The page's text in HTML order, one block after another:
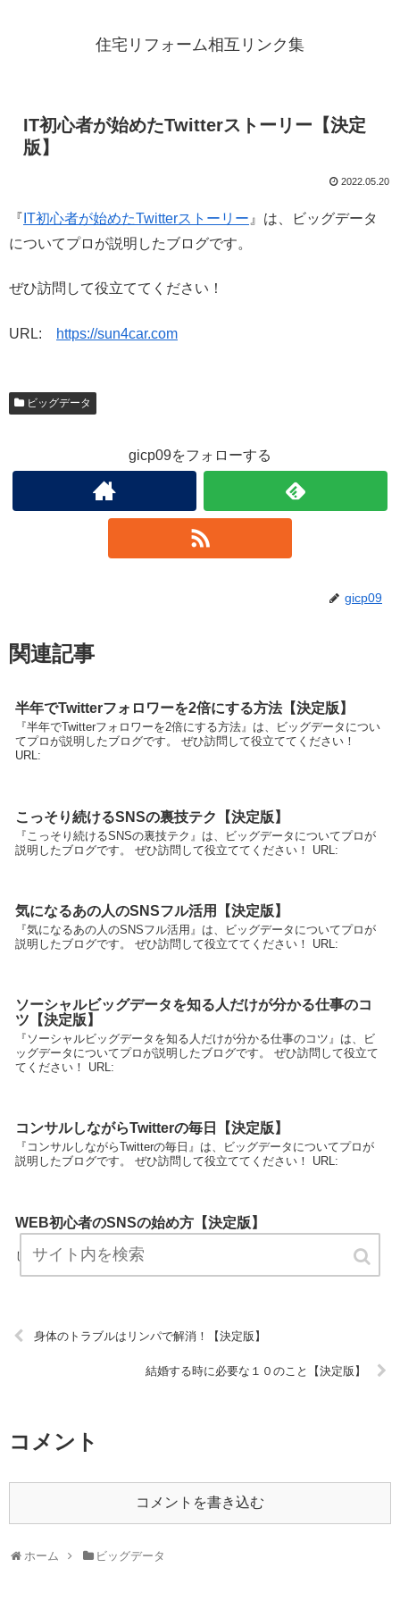
住宅リフォーム相互リンク集
IT初心者が始めたTwitterストーリー【決定
版】
2022.05.20
『 IT初心者が始めたTwitterストーリー 』は、ビッグデータ
についてプロが説明したブログです。
ぜひ訪問して役立ててください！
URL: https://sun4car.com
ビッグデータ
gicp09をフォローする
gicp09
関連記事
半年でTwitterフォロワーを2倍にする方法【決定版】
『半年でTwitterフォロワーを2倍にする方法』は、ビッグデータについ
てプロが説明したブログです。 ぜひ訪問して役立ててください！
URL:
こっそり続けるSNSの裏技テク【決定版】
『こっそり続けるSNSの裏技テク』は、ビッグデータについてプロが
説明したブログです。 ぜひ訪問して役立ててください！ URL:
気になるあの人のSNSフル活用【決定版】
『気になるあの人のSNSフル活用』は、ビッグデータについてプロが
説明したブログです。 ぜひ訪問して役立ててください！ URL:
ソーシャルビッグデータを知る人だけが分かる仕事のコ
ツ【決定版】
『ソーシャルビッグデータを知る人だけが分かる仕事のコツ』は、ビ
ッグデータについてプロが説明したブログです。 ぜひ訪問して役立て
てください！ URL:
コンサルしながらTwitterの毎日【決定版】
『コンサルしながらTwitterの毎日』は、ビッグデータについてプロが
説明したブログです。 ぜひ訪問して役立ててください！ URL:
WEB初心者のSNSの始め方【決定版】
したブログです。 ぜひ訪問して役立ててください！ URL:
身体のトラブルはリンパで解消！【決定版】
結婚する時に必要な１０のこと【決定版】
コメント
コメントを書き込む
ホーム ビッグデータ